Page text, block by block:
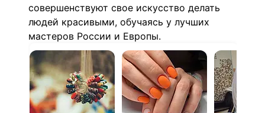
совершенствуют свое искусство делать
людей красивыми, обучаясь у лучших
мастеров России и Европы.